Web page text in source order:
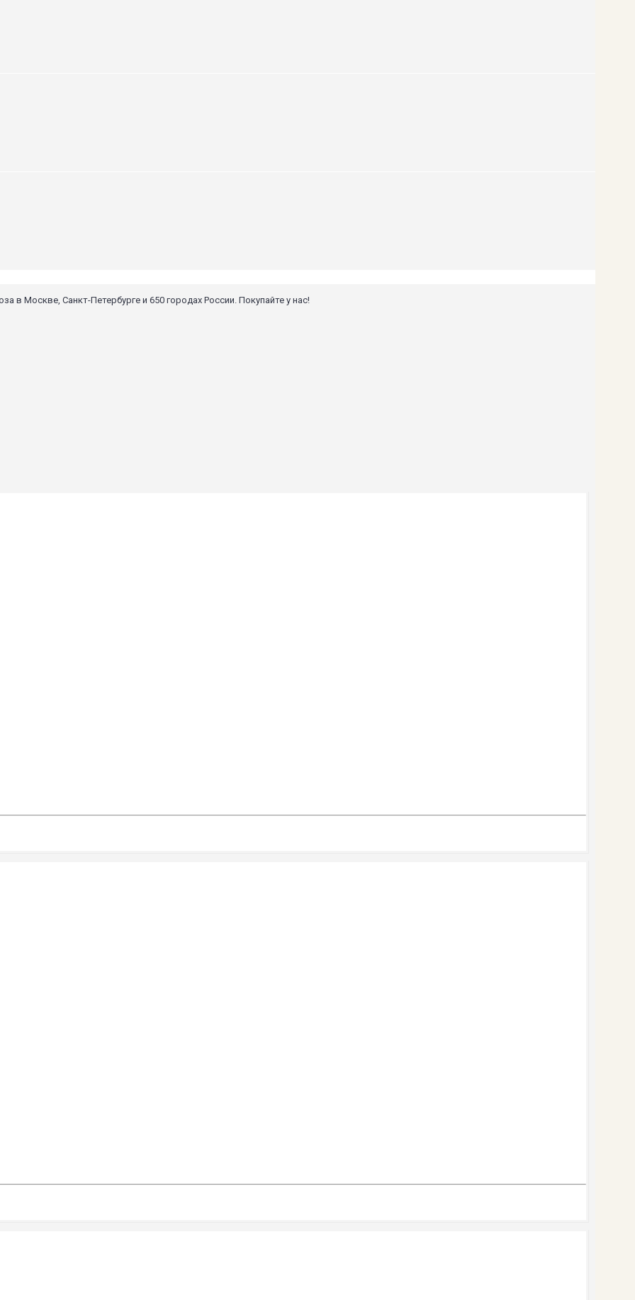
Москве, Санкт-Петербурге и 650 городах России. Покупайте у нас!